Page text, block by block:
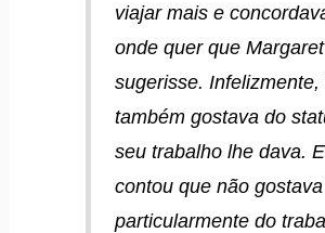
viajar mais e
onde quer que Margaret
sugerisse. Infelizmente,
também gostava do
seu trabalho lhe dava.
contou que não gostava
particularmente do